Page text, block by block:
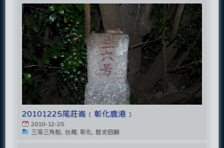
20101225尾莊崙﹝彰化鹿港﹞
2010-12-25
三等三角點, 台灣, 彰化, 歷史回顧